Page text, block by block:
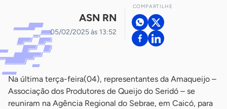
ASN RN
05/02/2025 às 13:52
COMPARTILHE
Na última terça-feira(04), representantes da Amaqueijo –
Associação dos Produtores de Queijo do Seridó – se
reuniram na Agência Regional do Sebrae, em Caicó, para